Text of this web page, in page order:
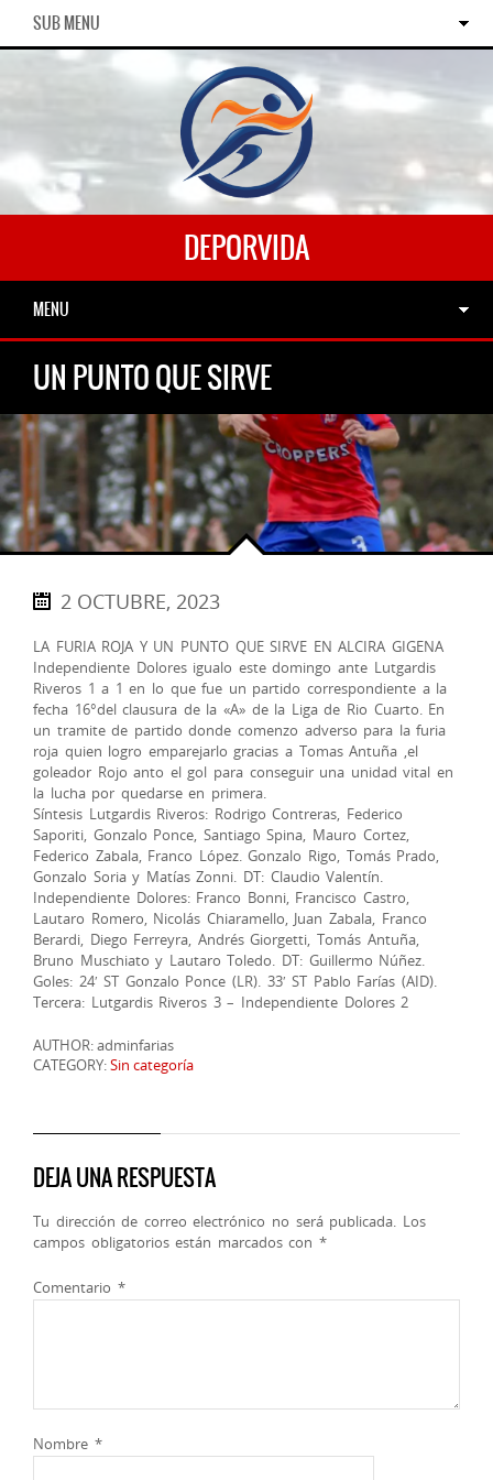
SUB MENU
DEPORVIDA
MENU
UN PUNTO QUE SIRVE
2 OCTUBRE, 2023
LA FURIA ROJA Y UN PUNTO QUE SIRVE EN ALCIRA GIGENA
Independiente Dolores igualo este domingo ante Lutgardis
Riveros 1 a 1 en lo que fue un partido correspondiente a la
fecha 16°del clausura de la «A» de la Liga de Rio Cuarto. En
un tramite de partido donde comenzo adverso para la furia
roja quien logro emparejarlo gracias a Tomas Antuña ,el
goleador Rojo anto el gol para conseguir una unidad vital en
la lucha por quedarse en primera.
Síntesis Lutgardis Riveros: Rodrigo Contreras, Federico
Saporiti, Gonzalo Ponce, Santiago Spina, Mauro Cortez,
Federico Zabala, Franco López. Gonzalo Rigo, Tomás Prado,
Gonzalo Soria y Matías Zonni. DT: Claudio Valentín.
Independiente Dolores: Franco Bonni, Francisco Castro,
Lautaro Romero, Nicolás Chiaramello, Juan Zabala, Franco
Berardi, Diego Ferreyra, Andrés Giorgetti, Tomás Antuña,
Bruno Muschiato y Lautaro Toledo. DT: Guillermo Núñez.
Goles: 24′ ST Gonzalo Ponce (LR). 33′ ST Pablo Farías (AID).
Tercera: Lutgardis Riveros 3 – Independiente Dolores 2
AUTHOR: adminfarias
CATEGORY:Sin categoría
DEJA UNA RESPUESTA
Tu dirección de correo electrónico no será publicada. Los
campos obligatorios están marcados con *
Comentario *
Nombre *